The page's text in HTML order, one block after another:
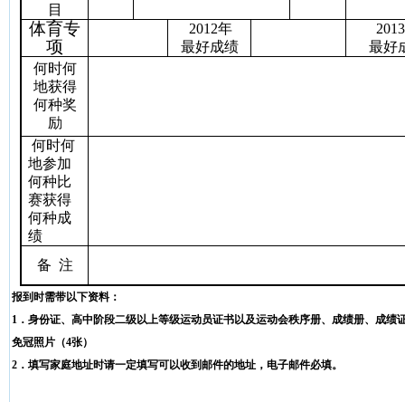
目
体育专
项
2012年
最好成绩
2013
最好
何时何
地获得
何种奖
励
何时何
地参加
何种比
赛获得
何种成
绩
备 注
报到时需带以下资料：
1．身份证、高中阶段二级以上等级运动员证书以及运动会秩序册、成绩册、成绩
免冠照片（4张）
2． 填写家庭地址时请一定填写可以收到邮件的地址， 电子邮件必填。